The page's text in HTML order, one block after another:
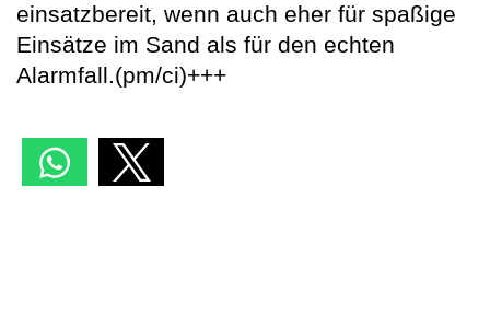
einsatzbereit, wenn auch eher für spaßige
Einsätze im Sand als für den echten
Alarmfall.(pm/ci)+++